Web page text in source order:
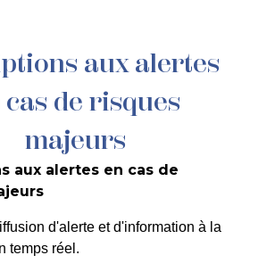
DU
THERMIQUE A AIR
COMMUNICATION LA ROQUE
D'ANTHERON
aux alertes
cas de risques
majeurs
aux alertes en cas de
d'alerte et d'information à la
temps réel.